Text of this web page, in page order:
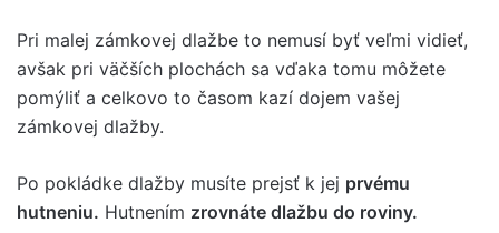
Pri malej zámkovej dlažbe to nemusí byť veľmi vidieť,
avšak pri väčších plochách sa vďaka tomu môžete
pomýliť a celkovo to časom kazí dojem vašej
zámkovej dlažby.
Po pokládke dlažby musíte prejsť k jej prvému
hutneniu. Hutnením zrovnáte dlažbu do roviny.